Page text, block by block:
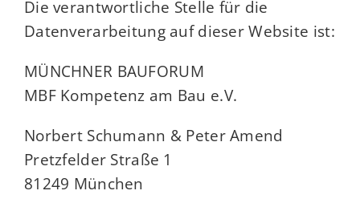
Die verantwortliche Stelle für die
Datenverarbeitung auf dieser Website ist:
MÜNCHNER BAUFORUM
MBF Kompetenz am Bau e.V.
Norbert Schumann & Peter Amend
Pretzfelder Straße 1
81249 München